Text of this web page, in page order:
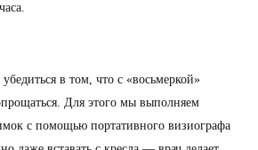
в том, что с «восьмеркой»
Для этого мы выполняем
с помощью портативного визиографа